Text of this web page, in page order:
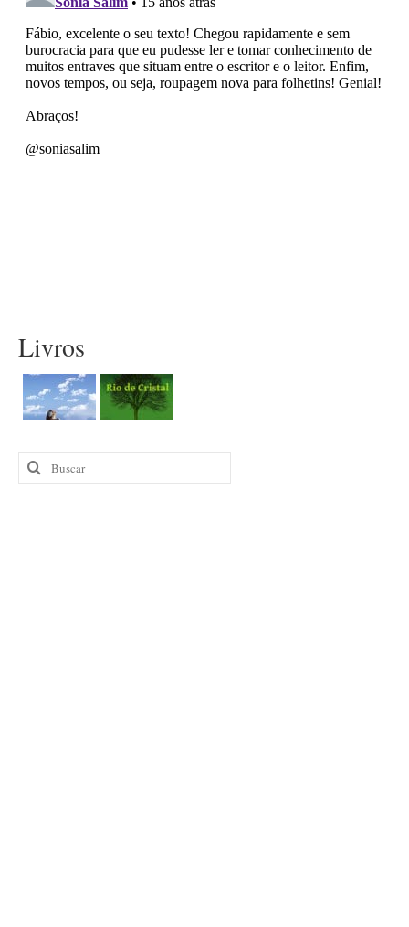
Livros
Buscar
por: